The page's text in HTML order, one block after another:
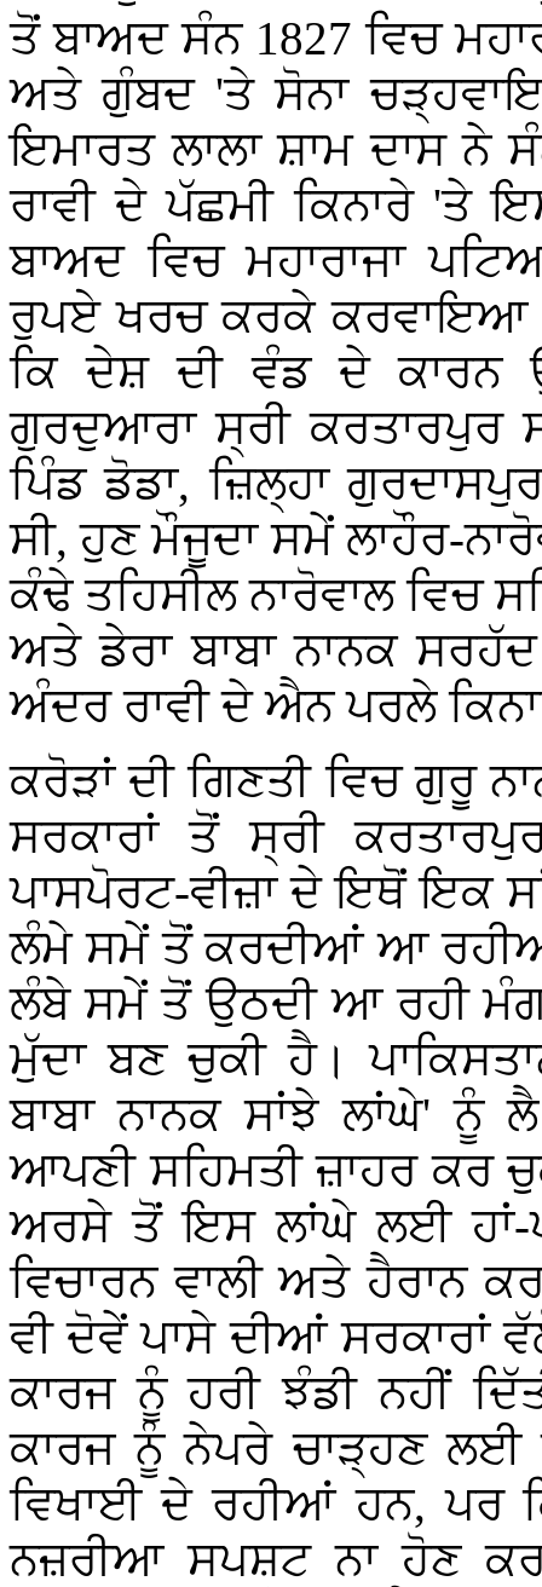
ਤੋਂ ਬਾਅਦ ਸੰਨ 1827 ਵਿਚ
ਅਤੇ ਗੁੰਬਦ 'ਤੇ ਸੋਨਾ
ਇਮਾਰਤ ਲਾਲਾ ਸ਼ਾਮ ਦਾਸ ਨੇ
ਰਾਵੀ ਦੇ ਪੱਛਮੀ ਕਿਨਾਰੇ 'ਤੇ
ਬਾਅਦ ਵਿਚ ਮਹਾਰਾਜਾ
ਰੁਪਏ ਖਰਚ ਕਰਕੇ
ਕਿ ਦੇਸ਼ ਦੀ ਵੰਡ ਦੇ ਕਾਰਨ
ਗੁਰਦੁਆਰਾ ਸ੍ਰੀ ਕਰਤਾਰਪੁਰ
ਪਿੰਡ ਡੋਡਾ, ਜ਼ਿਲ੍ਹਾ
ਸੀ, ਹੁਣ ਮੌਜੂਦਾ ਸਮੇਂ ਲਾਹੌਰ-
ਕੰਢੇ ਤਹਿਸੀਲ ਨਾਰੋਵਾਲ ਵਿਚ
ਅਤੇ ਡੇਰਾ ਬਾਬਾ ਨਾਨਕ
ਅੰਦਰ ਰਾਵੀ ਦੇ ਐਨ ਪਰਲੇ
ਕਰੋੜਾਂ ਦੀ ਗਿਣਤੀ ਵਿਚ ਗੁਰੂ
ਸਰਕਾਰਾਂ ਤੋਂ ਸ੍ਰੀ
ਪਾਸਪੋਰਟ-ਵੀਜ਼ਾ ਦੇ ਇਥੋਂ ਇਕ
ਲੰਮੇ ਸਮੇਂ ਤੋਂ ਕਰਦੀਆਂ ਆ
ਲੰਬੇ ਸਮੇਂ ਤੋਂ ਉਠਦੀ ਆ ਰਹੀ
ਮੁੱਦਾ ਬਣ ਚੁਕੀ ਹੈ।
ਬਾਬਾ ਨਾਨਕ ਸਾਂਝੇ ਲਾਂਘੇ'
ਆਪਣੀ ਸਹਿਮਤੀ ਜ਼ਾਹਰ ਕਰ
ਅਰਸੇ ਤੋਂ ਇਸ ਲਾਂਘੇ ਲਈ ਹਾਂ-
ਵਿਚਾਰਨ ਵਾਲੀ ਅਤੇ ਹੈਰਾਨ
ਵੀ ਦੋਵੇਂ ਪਾਸੇ ਦੀਆਂ
ਕਾਰਜ ਨੂੰ ਹਰੀ ਝੰਡੀ ਨਹੀਂ
ਕਾਰਜ ਨੂੰ ਨੇਪਰੇ ਚਾੜ੍ਹਣ ਲਈ
ਵਿਖਾਈ ਦੇ ਰਹੀਆਂ ਹਨ, ਪਰ
ਨਜ਼ਰੀਆ ਸਪਸ਼ਟ ਨਾ ਹੋਣ